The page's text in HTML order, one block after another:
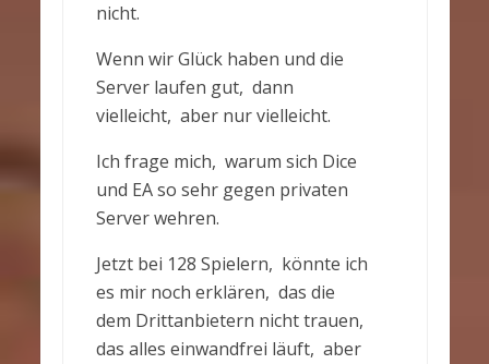
nicht.
Wenn wir Glück haben und die
Server laufen gut, dann
vielleicht, aber nur vielleicht.
Ich frage mich, warum sich Dice
und EA so sehr gegen privaten
Server wehren.
Jetzt bei 128 Spielern, könnte ich
es mir noch erklären, das die
dem Drittanbietern nicht trauen,
das alles einwandfrei läuft, aber